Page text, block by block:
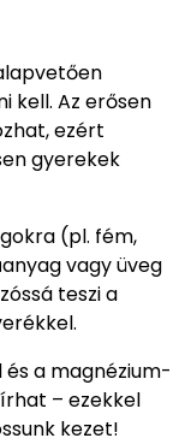
kell. Az erősen
ezért
gyerekek
(pl. fém,
vagy üveg
teszi a
a magnézium-
– ezekkel
kezet!